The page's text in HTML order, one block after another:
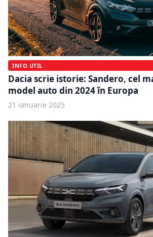
INFO UTIL
Dacia scrie istorie: Sandero, cel
model auto din 2024 în Europa
21 ianuarie 2025